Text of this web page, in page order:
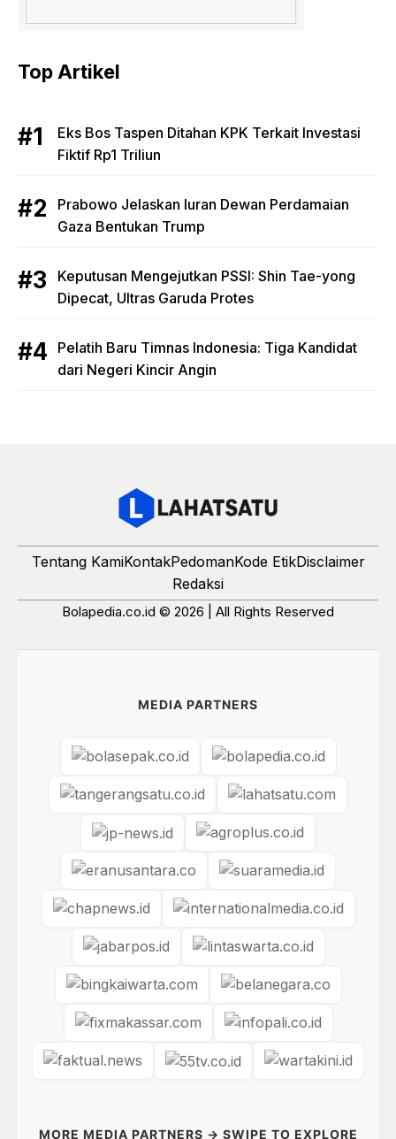
Top Artikel
Eks Bos Taspen Ditahan KPK Terkait Investasi
Fiktif Rp1 Triliun
Prabowo Jelaskan Iuran Dewan Perdamaian
Gaza Bentukan Trump
Keputusan Mengejutkan PSSI: Shin Tae-yong
Dipecat, Ultras Garuda Protes
Pelatih Baru Timnas Indonesia: Tiga Kandidat
dari Negeri Kincir Angin
Tentang KamiKontakPedomanKode EtikDisclaimer
Redaksi
Bolapedia.co.id © 2026 | All Rights Reserved
MEDIA PARTNERS
MORE MEDIA PARTNERS → SWIPE TO EXPLORE